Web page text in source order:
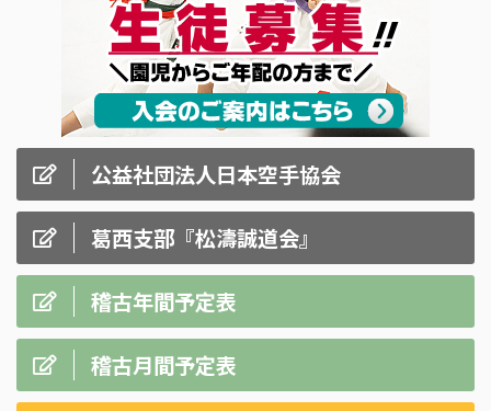
公益社団法人日本空手協会
葛西支部『松濤誠道会』
稽古年間予定表
稽古月間予定表